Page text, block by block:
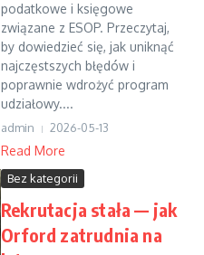
podatkowe i księgowe
związane z ESOP. Przeczytaj,
by dowiedzieć się, jak uniknąć
najczęstszych błędów i
poprawnie wdrożyć program
udziałowy....
admin 2026-05-13
Read More
Bez kategorii
Rekrutacja stała — jak
Orford zatrudnia na